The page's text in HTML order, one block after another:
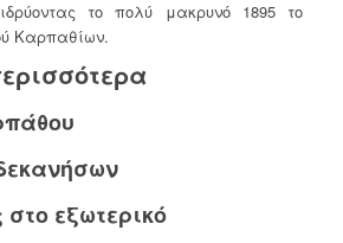
το πολύ μακρυνό 1895 το
Καρπαθίων.
εξωτερικό